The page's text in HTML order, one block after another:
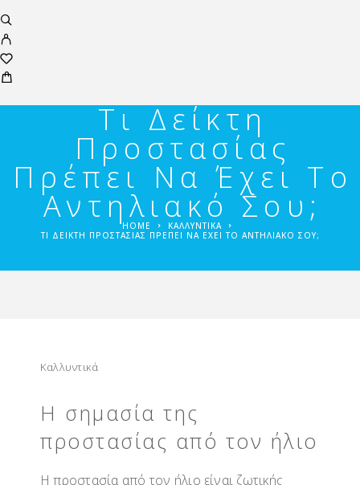
Τι Δείκτη
Προστασίας
Πρέπει Να Έχει Το
Αντηλιακό Σου;
HOME
ΚΑΛΛΥΝΤΙΚΆ
ΤΙ ΔΕΊΚΤΗ ΠΡΟΣΤΑΣΊΑΣ ΠΡΈΠΕΙ ΝΑ ΈΧΕΙ ΤΟ ΑΝΤΗΛΙΑΚΌ ΣΟΥ;
Καλλυντικά
Η σημασία της
προστασίας από τον ήλιο
Ηπροστασία από τον ήλιο είναι ζωτικής